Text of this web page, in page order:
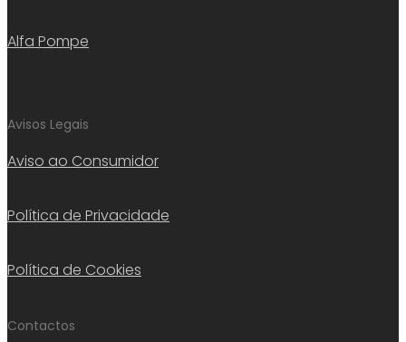
Alfa Pompe
Avisos Legais
Aviso ao Consumidor
Política de Privacidade
Política de Cookies
Contactos